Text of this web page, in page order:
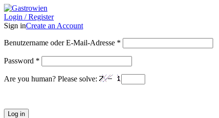
Login / Register
Sign inCreate an Account
Benutzername oder E-Mail-Adresse *
Password *
Are you human? Please solve:
Log in